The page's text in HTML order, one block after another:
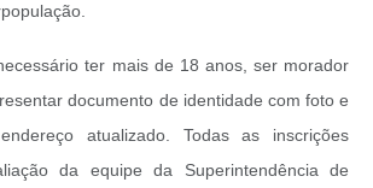
ter mais de 18 anos, ser morador
documento de identidade com foto e
atualizado. Todas as inscrições
da equipe da Superintendência de